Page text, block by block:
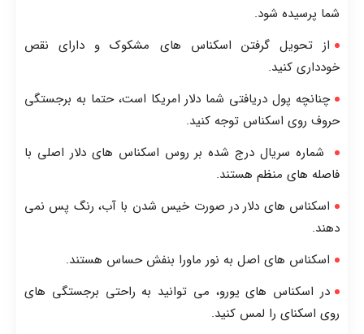
شما پرسیده شود.
از تحویل گرفتن اسکناس های مشکوک و دارای نقص
خودداری کنید.
چنانچه پول دریافتی شما دلار امریکا است، حتما به برجستگی
حروف روی اسکناس توجه کنید.
شماره سریال درج شده بر روس اسکناس های دلار اصلی با
فاصله های منظم هستند.
اسکناس های دلار در صورت خیس شدن با آب، رنگ پس نمی
دهند.
اسکناس های اصل به نور ماورا بنفش حساس هستند.
در اسکناس های یورو، می توانید به راحتی برجستگی های
روی اسکنای را لمس کنید.